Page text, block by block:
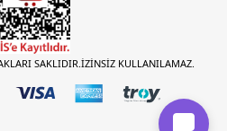
SAKLIDIR.İZİNSİZ KULLANILAMAZ.